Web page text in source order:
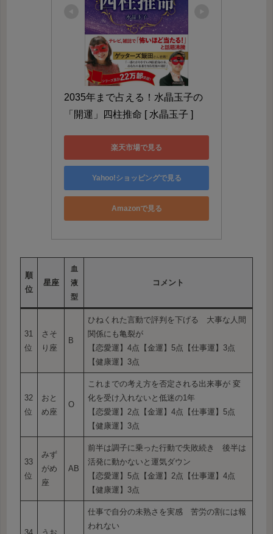
2035年まで占える！水晶玉子の
「開運」四柱推命 [ 水晶玉子 ]
楽天市場で見る
Yahoo!ショッピングで見る
Amazonで見る
順
位
星座
血
液
型
コメント
31
位
さそ
り座
B
ひねくれた言動で評判を下げる 大事な人間
関係にも亀裂が
【恋愛運】4点【金運】5点【仕事運】3点
【健康運】3点
32
位
おと
め座
O
これまでの考え方を否定される出来事が 変
化を受け入れないと低迷の1年
【恋愛運】2点【金運】4点【仕事運】5点
【健康運】3点
33
位
みず
がめ
座
AB
前半は調子に乗った行動で失敗続き 後半は
活発に動かないと運気ダウン
【恋愛運】5点【金運】2点【仕事運】4点
【健康運】3点
仕事で自分の未熟さを実感 苦労の割には報
われない